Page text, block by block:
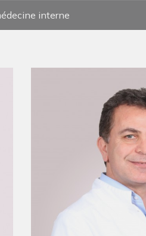
interne